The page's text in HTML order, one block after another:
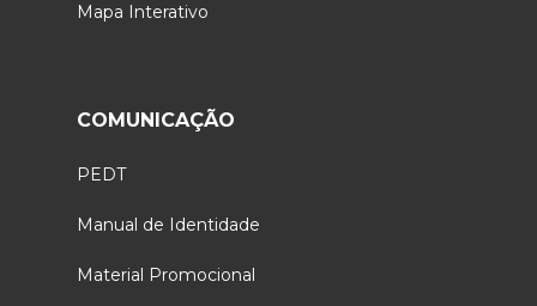
Mapa Interativo
COMUNICAÇÃO
PEDT
Manual de Identidade
Material Promocional